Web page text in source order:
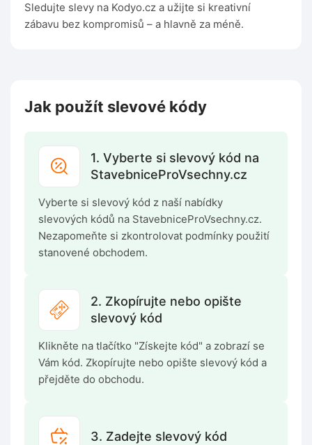
Sledujte slevy na Kodyo.cz a užijte si kreativní
zábavu bez kompromisů – a hlavně za méně.
Jak použít slevové kódy
1. Vyberte si slevový kód na
StavebniceProVsechny.cz
Vyberte si slevový kód z naší nabídky
slevových kódů na StavebniceProVsechny.cz.
Nezapomeňte si zkontrolovat podmínky použití
stanovené obchodem.
2. Zkopírujte nebo opište
slevový kód
Klikněte na tlačítko "Získejte kód" a zobrazí se
Vám kód. Zkopírujte nebo opište slevový kód a
přejděte do obchodu.
3. Zadejte slevový kód